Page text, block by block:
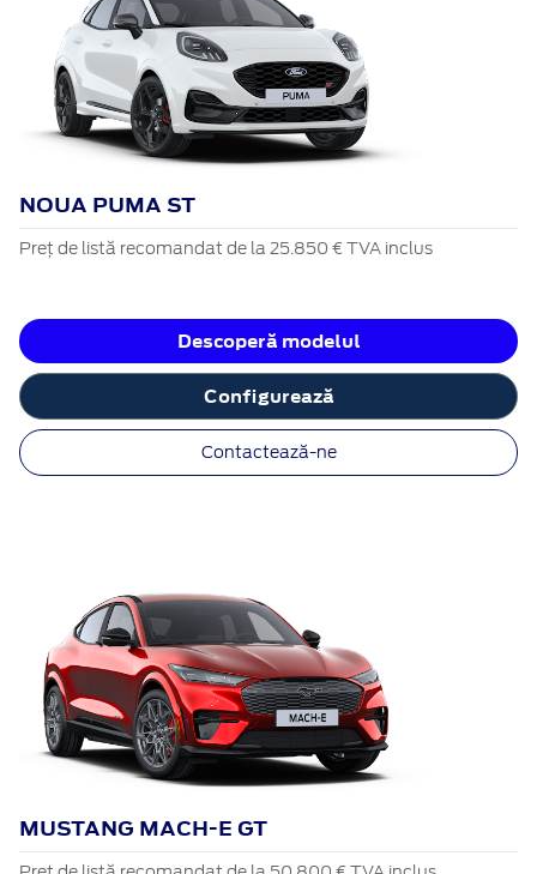
NOUA PUMA ST
Preț de listă recomandat de la 25.850 € TVA inclus
Descoperă modelul
Configurează
Contactează-ne
MUSTANG MACH-E GT